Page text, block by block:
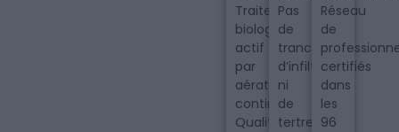
Traitement
biologique
actif
par
aération
continue.
Qualité
Pas
de
tranchées
d’infiltration
ni
de
tertre.
Réseau
de
certifiés
dans
les
96